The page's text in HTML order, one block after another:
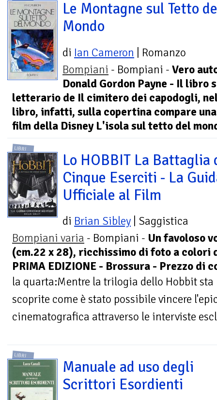
Le Montagne sul Tetto
Mondo
di Ian Cameron | Romanzo
Bompiani - Bompiani - Vero
Donald Gordon Payne - Il libro
letterario de Il cimitero dei capodogli,
libro, infatti, sulla copertina compare
film della Disney L'isola sul tetto del
LIBRI
Lo HOBBIT La Battaglia
Cinque Eserciti - La
Ufficiale al Film
di Brian Sibley | Saggistica
Bompiani varia - Bompiani - Un favoloso
(cm.22 x 28), ricchissimo di foto a colori
PRIMA EDIZIONE - Brossura - Prezzo di
la quarta:Mentre la trilogia dello Hobbit
scoprite come è stato possibile vincere
cinematografica attraverso le interviste
LIBRI
Manuale ad uso degli
Scrittori Esordienti